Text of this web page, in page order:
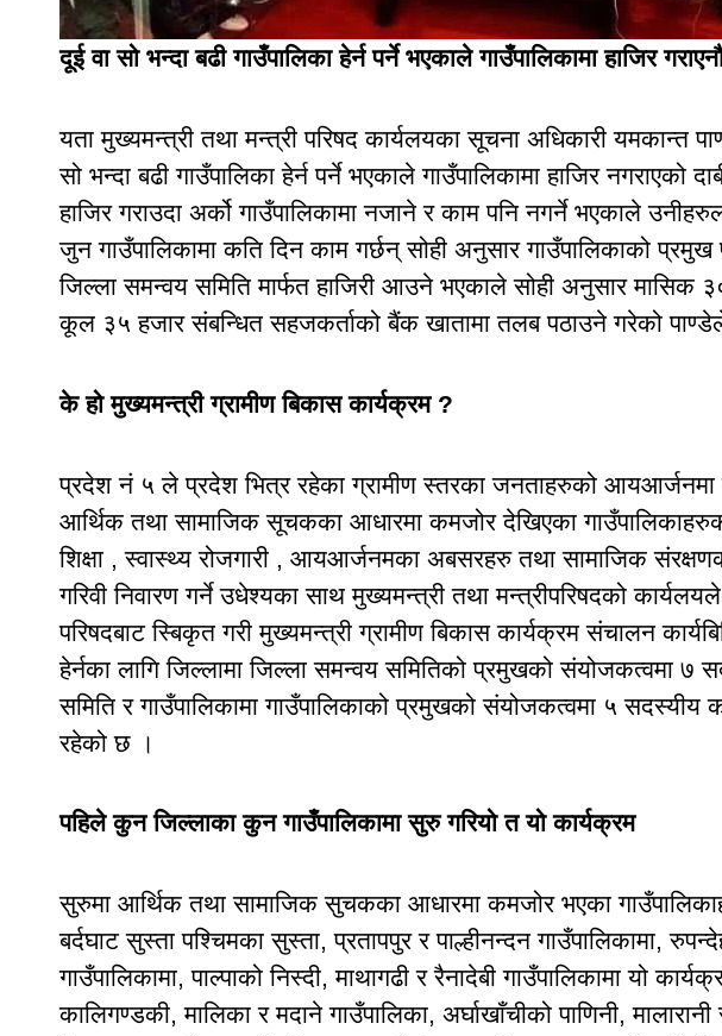
दूई वा सो भन्दा बढी गाउँपालिका हेर्न पर्ने भएकाले गाउँपालिकामा हाजिर
यता मुख्यमन्त्री तथा मन्त्री परिषद कार्यलयका सूचना अधिकारी यमकान्त
सो भन्दा बढी गाउँपालिका हेर्न पर्ने भएकाले गाउँपालिकामा हाजिर नगराएको
हाजिर गराउदा अर्को गाउँपालिकामा नजाने र काम पनि नगर्ने भएकाले
जुन गाउँपालिकामा कति दिन काम गर्छन् सोही अनुसार गाउँपालिकाको
जिल्ला समन्वय समिति मार्फत हाजिरी आउने भएकाले सोही अनुसार मासिक
कूल ३५ हजार संबन्धित सहजकर्ताको बैंक खातामा तलब पठाउने गरेको
के हो मुख्यमन्त्री ग्रामीण बिकास कार्यक्रम ?
प्रदेश नं ५ ले प्रदेश भित्र रहेका ग्रामीण स्तरका जनताहरुको आयआर्जनमा
आर्थिक तथा सामाजिक सूचकका आधारमा कमजोर देखिएका गाउँपालिकाहरुका
शिक्षा , स्वास्थ्य रोजगारी , आयआर्जनमका अबसरहरु तथा सामाजिक
गरिवी निवारण गर्ने उधेश्यका साथ मुख्यमन्त्री तथा मन्त्रीपरिषदको
परिषदबाट स्बिकृत गरी मुख्यमन्त्री ग्रामीण बिकास कार्यक्रम संचालन
हेर्नका लागि जिल्लामा जिल्ला समन्वय समितिको प्रमुखको संयोजकत्वमा ७
समिति र गाउँपालिकामा गाउँपालिकाको प्रमुखको संयोजकत्वमा ५ सदस्यीय
रहेको छ ।
पहिले कुन जिल्लाका कुन गाउँपालिकामा सुरु गरियो त यो कार्यक्रम
सुरुमा आर्थिक तथा सामाजिक सुचकका आधारमा कमजोर भएका
बर्दघाट सुस्ता पश्चिमका सुस्ता, प्रतापपुर र पाल्हीनन्दन गाउँपालिकामा,
गाउँपालिकामा, पाल्पाको निस्दी, माथागढी र रैनादेबी गाउँपालिकामा यो
कालिगण्डकी, मालिका र मदाने गाउँपालिका, अर्घाखाँचीको पाणिनी,